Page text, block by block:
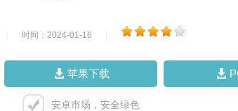
时间：2024-01-16
苹果下载
安卓市场，安全绿色